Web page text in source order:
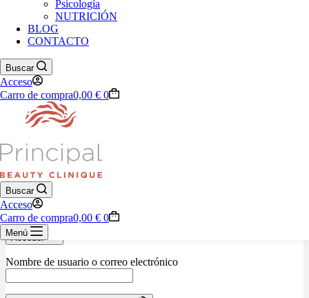
928 76 33 29
Carrito de compra
Tu carrito está vacío.
Volver a la tienda
Nombre de usuario o correo electrónico
Contraseña
Recordarme ¿Olvidaste la contraseña?
Acceder
Nombre de usuario o correo electrónico
Psicología
NUTRICIÓN
BLOG
CONTACTO
Buscar
Acceso
Carro de compra0,00 € 0
Buscar
Acceso
Carro de compra0,00 € 0
Menú